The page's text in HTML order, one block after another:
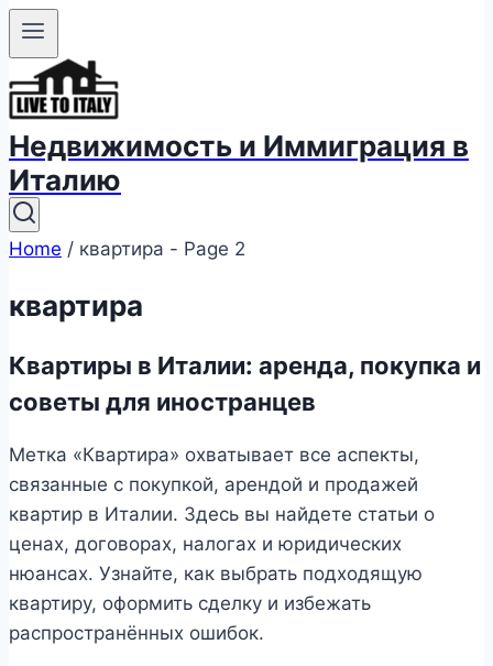
Недвижимость и Иммиграция в
Италию
Home / квартира - Page 2
квартира
Квартиры в Италии: аренда, покупка и
советы для иностранцев
Метка «Квартира» охватывает все аспекты,
связанные с покупкой, арендой и продажей
квартир в Италии. Здесь вы найдете статьи о
ценах, договорах, налогах и юридических
нюансах. Узнайте, как выбрать подходящую
квартиру, оформить сделку и избежать
распространённых ошибок.